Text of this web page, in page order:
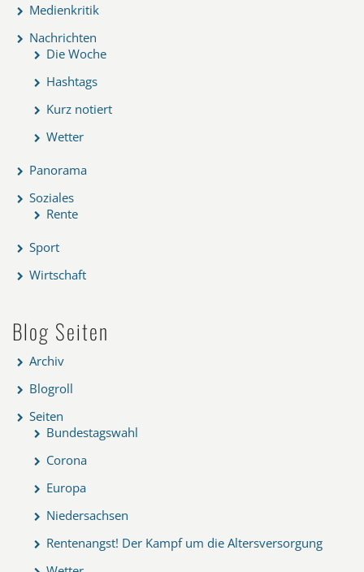
Medienkritik
Nachrichten
Die Woche
Hashtags
Kurz notiert
Wetter
Panorama
Soziales
Rente
Sport
Wirtschaft
Blog Seiten
Archiv
Blogroll
Seiten
Bundestagswahl
Corona
Europa
Niedersachsen
Rentenangst! Der Kampf um die Altersversorgung